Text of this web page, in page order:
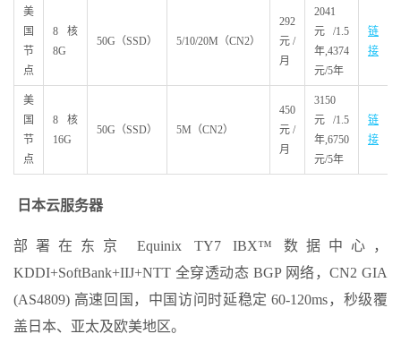
美
国
节
点
8核
8G
50G（SSD） 5/10/20M（CN2）
292
元/
月
2041
元/1.5
年,4374
元/5年
链
接
美
国
节
点
8核
16G
50G（SSD） 5M（CN2）
450
元/
月
3150
元/1.5
年,6750
元/5年
链
接
日本云服务器
部署在东京 Equinix TY7 IBX™ 数据中心，
KDDI+SoftBank+IIJ+NTT 全穿透动态 BGP 网络，CN2 GIA
(AS4809) 高速回国，中国访问时延稳定 60-120ms，秒级覆
盖日本、亚太及欧美地区。